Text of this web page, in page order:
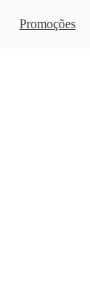
Promoções